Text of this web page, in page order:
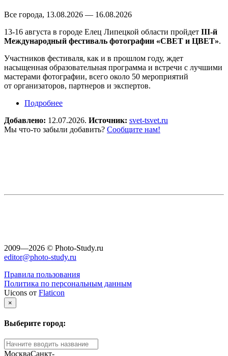
Все города, 13.08.2026 — 16.08.2026
13-16 августа в городе Елец Липецкой области пройдет III-й
Международный фестиваль фотографии «СВЕТ и ЦВЕТ».
Участников фестиваля, как и в прошлом году, ждет
насыщенная образовательная программа и встречи с лучшими
мастерами фотографии, всего около 50 мероприятий
от организаторов, партнеров и экспертов.
Подробнее
Добавлено: 12.07.2026. Источник: svet-tsvet.ru
Мы что-то забыли добавить? Сообщите нам!
2009—2026 © Photo-Study.ru
editor@photo-study.ru
Правила пользования
Политика по персональным данным
Uicons от Flaticon
×
Выберите город:
МоскваСанкт-